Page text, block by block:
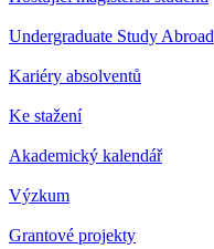
Undergraduate Study Abroad
Kariéry absolventů
Ke stažení
Akademický kalendář
Výzkum
Grantové projekty